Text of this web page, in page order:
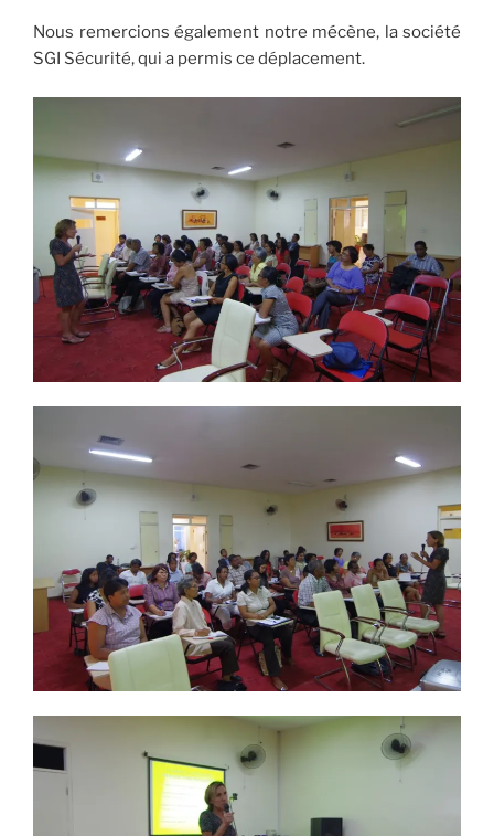
Nous remercions également notre mécène, la société
SGI Sécurité, qui a permis ce déplacement.